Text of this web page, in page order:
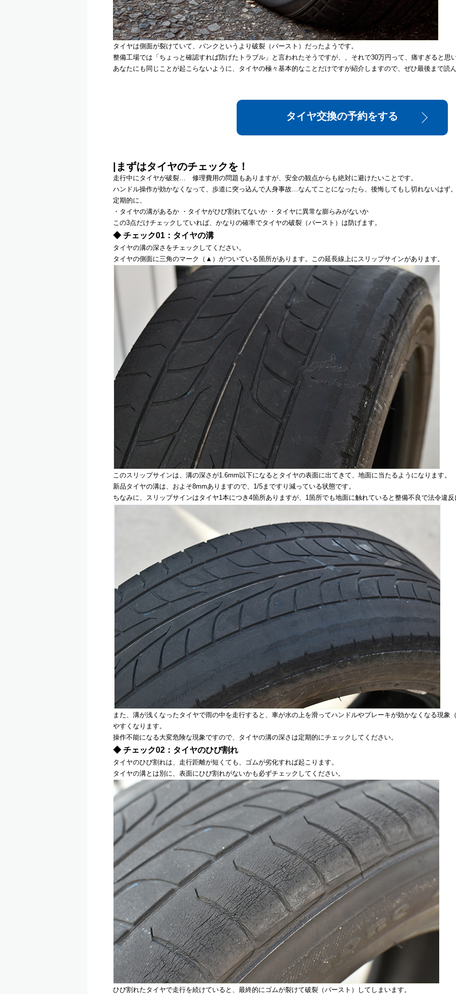
タイヤは側面が裂けていて、パンクというより破裂（バースト）だったようです。
整備工場では「ちょっと確認すれば防げたトラブル」と言われたそうですが、、それで30万円って、痛すぎると思
あなたにも同じことが起こらないように、タイヤの極々基本的なことだけですが紹介しますので、ぜひ最後まで読
タイヤ交換の予約をする
|まずはタイヤのチェックを！
走行中にタイヤが破裂… 修理費用の問題もありますが、安全の観点からも絶対に避けたいことです。
ハンドル操作が効かなくなって、歩道に突っ込んで人身事故…なんてことになったら、後悔してもし切れないはず
定期的に、
・タイヤの溝があるか ・タイヤがひび割れてないか ・タイヤに異常な膨らみがないか
この3点だけチェックしていれば、かなりの確率でタイヤの破裂（バースト）は防げます。
◆ チェック01：タイヤの溝
タイヤの溝の深さをチェックしてください。
タイヤの側面に三角のマーク（▲）がついている箇所があります。この延長線上にスリップサインがあります。
このスリップサインは、溝の深さが1.6mm以下になるとタイヤの表面に出てきて、地面に当たるようになります。
新品タイヤの溝は、およそ8mmありますので、1/5まですり減っている状態です。
ちなみに、スリップサインはタイヤ1本につき4箇所ありますが、1箇所でも地面に触れていると整備不良で法令違
また、溝が浅くなったタイヤで雨の中を走行すると、車が水の上を滑ってハンドルやブレーキが効かなくなる現象
やすくなります。
操作不能になる大変危険な現象ですので、タイヤの溝の深さは定期的にチェックしてください。
◆ チェック02：タイヤのひび割れ
タイヤのひび割れは、走行距離が短くても、ゴムが劣化すれば起こります。
タイヤの溝とは別に、表面にひび割れがないかも必ずチェックしてください。
ひび割れたタイヤで走行を続けていると、最終的にゴムが裂けて破裂（バースト）してしまいます。